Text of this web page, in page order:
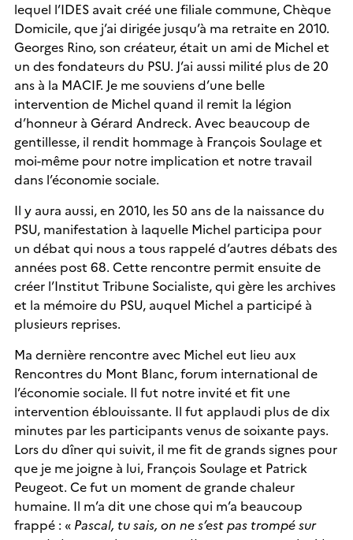
lequel l’IDES avait créé une filiale commune, Chèque
Domicile, que j’ai dirigée jusqu’à ma retraite en 2010.
Georges Rino, son créateur, était un ami de Michel et
un des fondateurs du PSU. J’ai aussi milité plus de 20
ans à la MACIF. Je me souviens d’une belle
intervention de Michel quand il remit la légion
d’honneur à Gérard Andreck. Avec beaucoup de
gentillesse, il rendit hommage à François Soulage et
moi-même pour notre implication et notre travail
dans l’économie sociale.
Il y aura aussi, en 2010, les 50 ans de la naissance du
PSU, manifestation à laquelle Michel participa pour
un débat qui nous a tous rappelé d’autres débats des
années post 68. Cette rencontre permit ensuite de
créer l’Institut Tribune Socialiste, qui gère les archives
et la mémoire du PSU, auquel Michel a participé à
plusieurs reprises.
Ma dernière rencontre avec Michel eut lieu aux
Rencontres du Mont Blanc, forum international de
l’économie sociale. Il fut notre invité et fit une
intervention éblouissante. Il fut applaudi plus de dix
minutes par les participants venus de soixante pays.
Lors du dîner qui suivit, il me fit de grands signes pour
que je me joigne à lui, François Soulage et Patrick
Peugeot. Ce fut un moment de grande chaleur
humaine. Il m’a dit une chose qui m’a beaucoup
frappé : « Pascal, tu sais, on ne s’est pas trompé sur